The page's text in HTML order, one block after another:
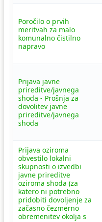
Poročilo o prvih
meritvah za malo
komunalno čistilno
napravo
Prijava javne
prireditve/javnega
shoda - Prošnja za
dovolitev javne
prireditve/javnega
shoda
Prijava oziroma
obvestilo lokalni
skupnosti o izvedbi
javne prireditve
oziroma shoda (za
katero ni potrebno
pridobiti dovoljenje za
začasno čezmerno
obremenitev okolja s